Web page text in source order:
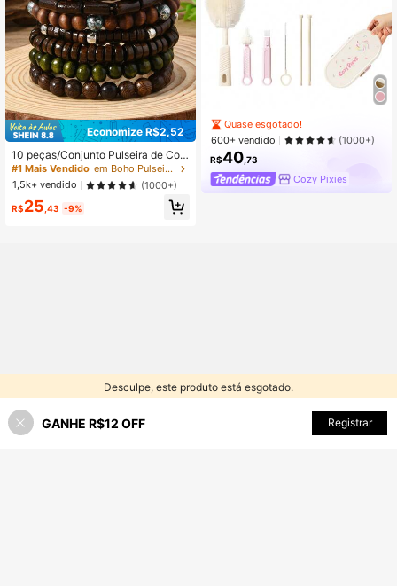
Economize R$2,52
10 peças/Conjunto Pulseira de Con
tas de Madeira Estilo Boêmio, Tartar
uga Marinha, Coco, Turquesa, Adeq
uado para Uso Diário Masculino, Pr
esente
#1 Mais Vendido
em Boho Pulseiras Masculinas
1,5k+ vendido
(1000+)
R$25 ,43 -9%
Quase esgotado!
600+ vendido
(1000+)
R$40,73
Cozy Pixies
Desculpe, este produto está esgotado.
GANHE R$12 OFF Registrar